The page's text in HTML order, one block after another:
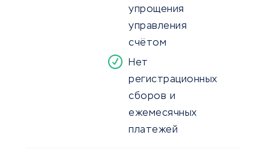
упрощения
управления
счётом
Нет
регистрационных
сборов и
ежемесячных
платежей